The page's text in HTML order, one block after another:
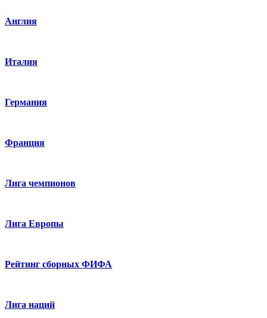
Англия
Италия
Германия
Франция
Лига чемпионов
Лига Европы
Рейтинг сборных ФИФА
Лига наций